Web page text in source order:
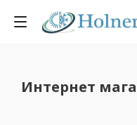
Интернет